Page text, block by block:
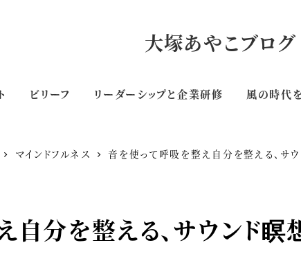
大塚あやこブログ
ビリーフ リーダーシップと企業研修 風の時代
マインドフルネス 音を使って呼吸を整え自分を整える、サ
自分を整える、サウンド瞑